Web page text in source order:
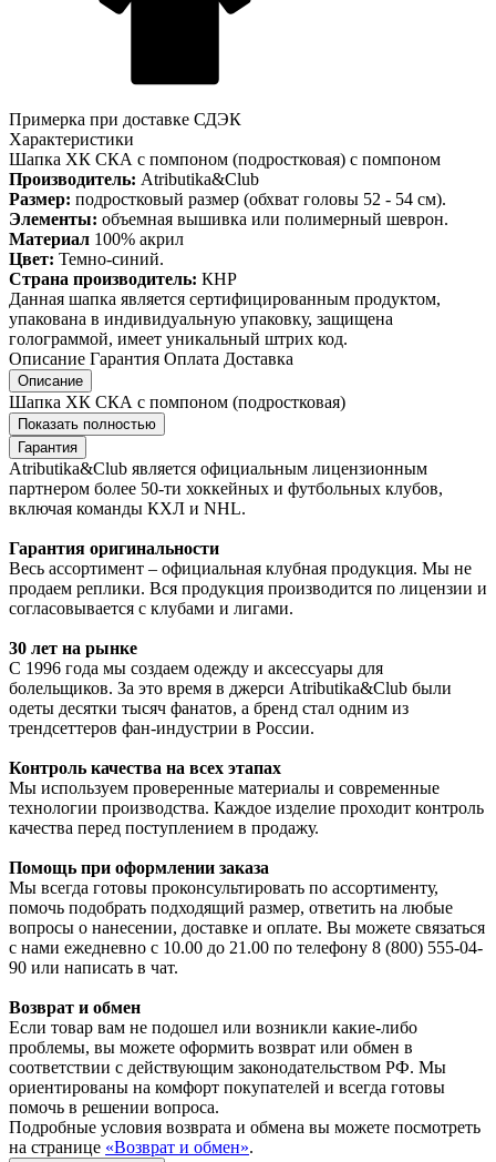
Примерка при доставке СДЭК
Характеристики
Шапка ХК СКА с помпоном (подростковая) с помпоном
Производитель: Atributika&Club
Размер: подростковый размер (обхват головы 52 - 54 см).
Элементы: объемная вышивка или полимерный шеврон.
Материал 100% акрил
Цвет: Темно-синий.
Страна производитель: КНР
Данная шапка является сертифицированным продуктом,
упакована в индивидуальную упаковку, защищена
голограммой, имеет уникальный штрих код.
Описание Гарантия Оплата Доставка
Описание
Шапка ХК СКА с помпоном (подростковая)
Показать полностью
Гарантия
Atributika&Club является официальным лицензионным
партнером более 50-ти хоккейных и футбольных клубов,
включая команды КХЛ и NHL.
Гарантия оригинальности
Весь ассортимент – официальная клубная продукция. Мы не
продаем реплики. Вся продукция производится по лицензии и
согласовывается с клубами и лигами.
30 лет на рынке
С 1996 года мы создаем одежду и аксессуары для
болельщиков. За это время в джерси Atributika&Club были
одеты десятки тысяч фанатов, а бренд стал одним из
трендсеттеров фан-индустрии в России.
Контроль качества на всех этапах
Мы используем проверенные материалы и современные
технологии производства. Каждое изделие проходит контроль
качества перед поступлением в продажу.
Помощь при оформлении заказа
Мы всегда готовы проконсультировать по ассортименту,
помочь подобрать подходящий размер, ответить на любые
вопросы о нанесении, доставке и оплате. Вы можете связаться
с нами ежедневно с 10.00 до 21.00 по телефону 8 (800) 555-04-
90 или написать в чат.
Возврат и обмен
Если товар вам не подошел или возникли какие-либо
проблемы, вы можете оформить возврат или обмен в
соответствии с действующим законодательством РФ. Мы
ориентированы на комфорт покупателей и всегда готовы
помочь в решении вопроса.
Подробные условия возврата и обмена вы можете посмотреть
на странице «Возврат и обмен».